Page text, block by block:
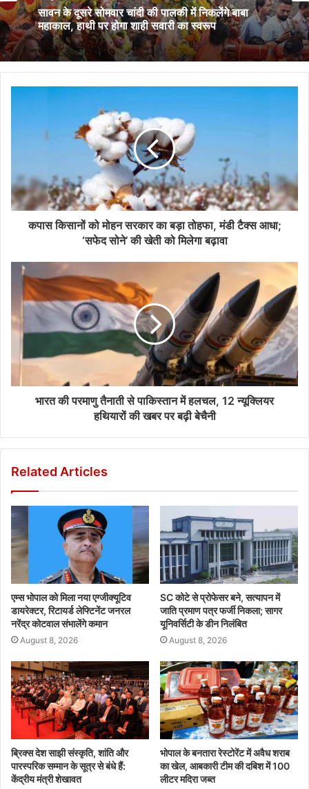
सावन के दूसरे सोमवार चांदी की पालकी में निकलेंगे बाबा
महाकाल, हाथी पर होगा शाही सवारी का स्वरूप
August 9, 2026
भितरवार में बिजली समस्याओं का मौके पर समाधान, विशेष
जनसेवा शिविर में मिली राहत
कपास किसानों को मोहन सरकार का बड़ा तोहफा, मंडी टैक्स आधा;
‘सफेद सोने’ की खेती को मिलेगा बढ़ावा
भारत की परमाणु तैनाती से पाकिस्तान में हलचल, 12 न्यूक्लियर
हथियारों की खबर पर बढ़ी बेचैनी
Related Articles
एम्स भोपाल को मिला नया एग्जीक्यूटिव
डायरेक्टर, रिटायर्ड लेफ्टिनेंट जनरल
नरेंद्र कोटवाल संभालेंगे कमान
August 8, 2026
SC कोटे से प्रोफेसर बने, सत्यापन में
जाति प्रमाण पत्र फर्जी निकला; सागर
यूनिवर्सिटी के डीन निलंबित
August 8, 2026
ब्रिक्स देश साझी संस्कृति, शांति और
पारस्परिक सम्मान के सूत्र से बंधे हैं:
केंद्रीय मंत्री शेखावत
भोपाल के बनतारा रेस्टोरेंट में अवैध शराब
का खेल, आबकारी टीम की दबिश में 100
लीटर मदिरा जब्त